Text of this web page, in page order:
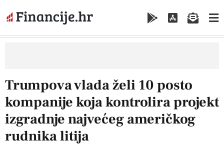
Trumpova vlada želi 10 posto
kompanije koja kontrolira projekt
izgradnje najvećeg američkog
rudnika litija